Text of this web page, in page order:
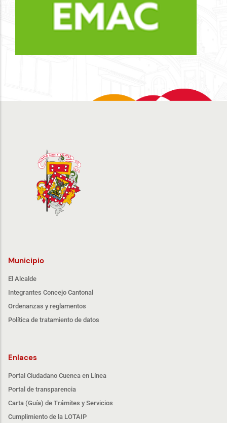
Municipio
El Alcalde
Integrantes Concejo Cantonal
Ordenanzas y reglamentos
Política de tratamiento de datos
Enlaces
Portal Ciudadano Cuenca en Línea
Portal de transparencia
Carta (Guía) de Trámites y Servicios
Cumplimiento de la LOTAIP